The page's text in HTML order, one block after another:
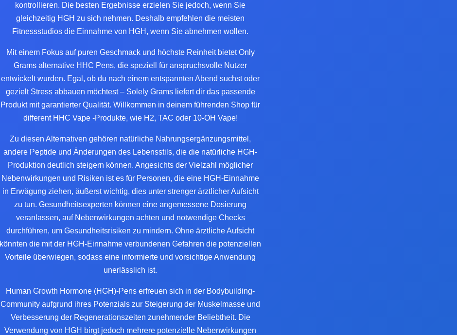
kontrollieren. Die besten Ergebnisse erzielen Sie jedoch, wenn Sie
gleichzeitig HGH zu sich nehmen. Deshalb empfehlen die meisten
Fitnessstudios die Einnahme von HGH, wenn Sie abnehmen wollen.
Mit einem Fokus auf puren Geschmack und höchste Reinheit bietet Only
Grams alternative HHC Pens, die speziell für anspruchsvolle Nutzer
entwickelt wurden. Egal, ob du nach einem entspannten Abend suchst oder
gezielt Stress abbauen möchtest – Solely Grams liefert dir das passende
Produkt mit garantierter Qualität. Willkommen in deinem führenden Shop für
different HHC Vape -Produkte, wie H2, TAC oder 10-OH Vape!
Zu diesen Alternativen gehören natürliche Nahrungsergänzungsmittel,
andere Peptide und Änderungen des Lebensstils, die die natürliche HGH-
Produktion deutlich steigern können. Angesichts der Vielzahl möglicher
Nebenwirkungen und Risiken ist es für Personen, die eine HGH-Einnahme
in Erwägung ziehen, äußerst wichtig, dies unter strenger ärztlicher Aufsicht
zu tun. Gesundheitsexperten können eine angemessene Dosierung
veranlassen, auf Nebenwirkungen achten und notwendige Checks
durchführen, um Gesundheitsrisiken zu mindern. Ohne ärztliche Aufsicht
könnten die mit der HGH-Einnahme verbundenen Gefahren die potenziellen
Vorteile überwiegen, sodass eine informierte und vorsichtige Anwendung
unerlässlich ist.
Human Growth Hormone (HGH)-Pens erfreuen sich in der Bodybuilding-
Community aufgrund ihres Potenzials zur Steigerung der Muskelmasse und
Verbesserung der Regenerationszeiten zunehmender Beliebtheit. Die
Verwendung von HGH birgt jedoch mehrere potenzielle Nebenwirkungen